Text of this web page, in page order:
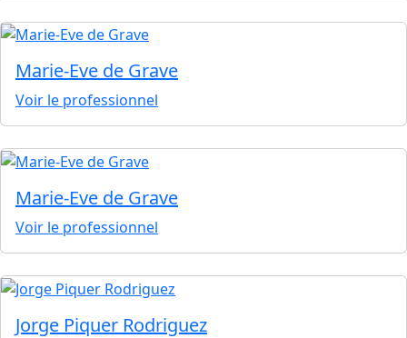
Marie-Eve de Grave
Voir le professionnel
Marie-Eve de Grave
Voir le professionnel
Jorge Piquer Rodriguez